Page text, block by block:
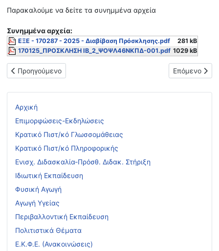
Αρχική
Επιμορφώσεις-Εκδηλώσεις
Κρατικό Πιστ/κό Γλωσσομάθειας
Κρατικό Πιστ/κό Πληροφορικής
Ενισχ. Διδασκαλία-Πρόσθ. Διδακ. Στήριξη
Ιδιωτική Εκπαίδευση
Φυσική Αγωγή
Αγωγή Υγείας
Περιβαλλοντική Εκπαίδευση
Πολιτιστικά Θέματα
Ε.Κ.Φ.Ε. (Ανακοινώσεις)
Παρακαλούμε να δείτε τα συνημμένα αρχεία
Συνημμένα αρχεία:
ΕΞΕ - 170287 - 2025 - Διαβίβαση Πρόσκλησης.pdf
281 kB
170125_ΠΡΟΣΚΛΗΣΗ ΙΒ_2_ΨΟΨΛ46ΝΚΠΔ-001.pdf 1029 kB
Προηγούμενο άρθρο: Τοποθέτηση Διευθυντή Σχολικής
Προηγούμενο Επόμενο
Επόμενο